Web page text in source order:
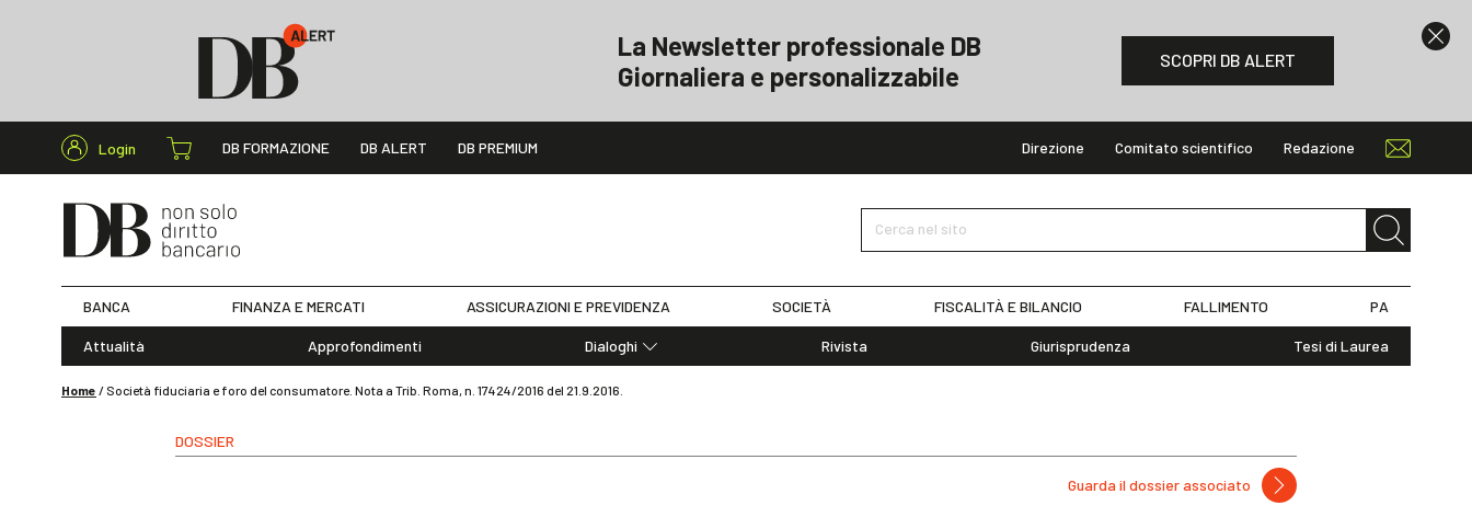
La Newsletter professionale DB
Giornaliera e personalizzabile
SCOPRI DB ALERT
Login DB FORMAZIONE DB ALERT DB PREMIUM Direzione Comitato scientifico Redazione
Cerca nel sito
BANCA FINANZA E MERCATI ASSICURAZIONI E PREVIDENZA SOCIETÀ FISCALITÀ E BILANCIO FALLIMENTO PA
Attualità Approfondimenti
Dialoghi
Rivista Giurisprudenza Tesi di Laurea
Home / Società fiduciaria e foro del consumatore. Nota a Trib. Roma, n. 17424/2016 del 21.9.2016.
DOSSIER
Guarda il dossier associato